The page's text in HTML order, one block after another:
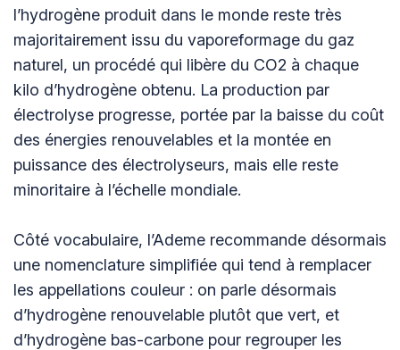
l’hydrogène produit dans le monde reste très
majoritairement issu du vaporeformage du gaz
naturel, un procédé qui libère du CO2 à chaque
kilo d’hydrogène obtenu. La production par
électrolyse progresse, portée par la baisse du coût
des énergies renouvelables et la montée en
puissance des électrolyseurs, mais elle reste
minoritaire à l’échelle mondiale.
Côté vocabulaire, l’Ademe recommande désormais
une nomenclature simplifiée qui tend à remplacer
les appellations couleur : on parle désormais
d’hydrogène renouvelable plutôt que vert, et
d’hydrogène bas-carbone pour regrouper les